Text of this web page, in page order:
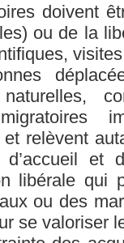
doivent
ou de la
naturelles,
relèvent
et
libérale qui
ou des
se valoriser